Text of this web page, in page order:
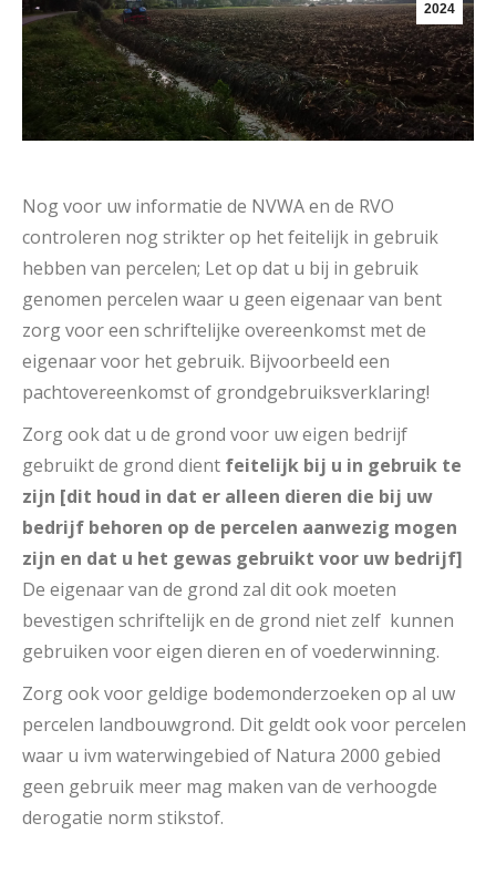
2024
Nog voor uw informatie de NVWA en de RVO
controleren nog strikter op het feitelijk in gebruik
hebben van percelen; Let op dat u bij in gebruik
genomen percelen waar u geen eigenaar van bent
zorg voor een schriftelijke overeenkomst met de
eigenaar voor het gebruik. Bijvoorbeeld een
pachtovereenkomst of grondgebruiksverklaring!
Zorg ook dat u de grond voor uw eigen bedrijf
gebruikt de grond dient feitelijk bij u in gebruik te
zijn [dit houd in dat er alleen dieren die bij uw
bedrijf behoren op de percelen aanwezig mogen
zijn en dat u het gewas gebruikt voor uw bedrijf]
De eigenaar van de grond zal dit ook moeten
bevestigen schriftelijk en de grond niet zelf kunnen
gebruiken voor eigen dieren en of voederwinning.
Zorg ook voor geldige bodemonderzoeken op al uw
percelen landbouwgrond. Dit geldt ook voor percelen
waar u ivm waterwingebied of Natura 2000 gebied
geen gebruik meer mag maken van de verhoogde
derogatie norm stikstof.